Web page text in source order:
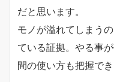
だと思います。
モノが溢れてしまう
ている証拠。やる事
間の使い方も把握で